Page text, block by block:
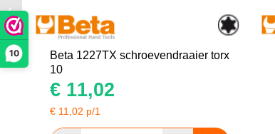
10
Beta 1227TX schroevendraaier torx
10
€ 11,02
€ 11,02 p/1
40DCMZ compact
cilinder m10x1.25